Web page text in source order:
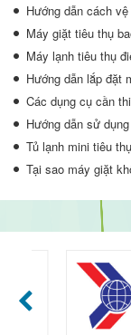
Hướng dẫn cách
Máy giặt tiêu thụ
Máy lạnh tiêu thụ
Hướng dẫn lắp đặt
Các dụng cụ cần
Hướng dẫn sử
Tủ lạnh mini tiêu
Tại sao máy giặt